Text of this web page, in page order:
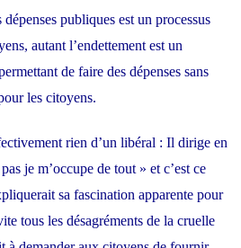
publiques est un processus
autant l’endettement est un
de faire des dépenses sans
les citoyens.
rien d’un libéral : Il dirige en
je m’occupe de tout » et c’est ce
sa fascination apparente pour
tous les désagréments de la cruelle